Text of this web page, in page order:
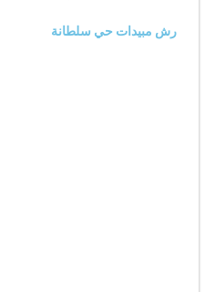
رش مبيدات حي سلطانة